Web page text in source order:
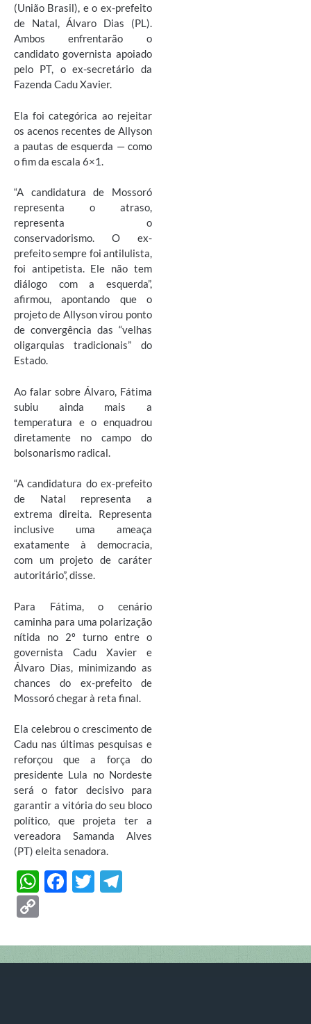
(União Brasil), e o ex-prefeito
de Natal, Álvaro Dias (PL).
Ambos enfrentarão o
candidato governista apoiado
pelo PT, o ex-secretário da
Fazenda Cadu Xavier.
Ela foi categórica ao rejeitar
os acenos recentes de Allyson
a pautas de esquerda — como
o fim da escala 6×1.
“A candidatura de Mossoró
representa o atraso,
representa o
conservadorismo. O ex-
prefeito sempre foi antilulista,
foi antipetista. Ele não tem
diálogo com a esquerda”,
afirmou, apontando que o
projeto de Allyson virou ponto
de convergência das “velhas
oligarquias tradicionais” do
Estado.
Ao falar sobre Álvaro, Fátima
subiu ainda mais a
temperatura e o enquadrou
diretamente no campo do
bolsonarismo radical.
“A candidatura do ex-prefeito
de Natal representa a
extrema direita. Representa
inclusive uma ameaça
exatamente à democracia,
com um projeto de caráter
autoritário”, disse.
Para Fátima, o cenário
caminha para uma polarização
nítida no 2º turno entre o
governista Cadu Xavier e
Álvaro Dias, minimizando as
chances do ex-prefeito de
Mossoró chegar à reta final.
Ela celebrou o crescimento de
Cadu nas últimas pesquisas e
reforçou que a força do
presidente Lula no Nordeste
será o fator decisivo para
garantir a vitória do seu bloco
político, que projeta ter a
vereadora Samanda Alves
(PT) eleita senadora.
W
s
A
F
b
o
T
er gr
a
p